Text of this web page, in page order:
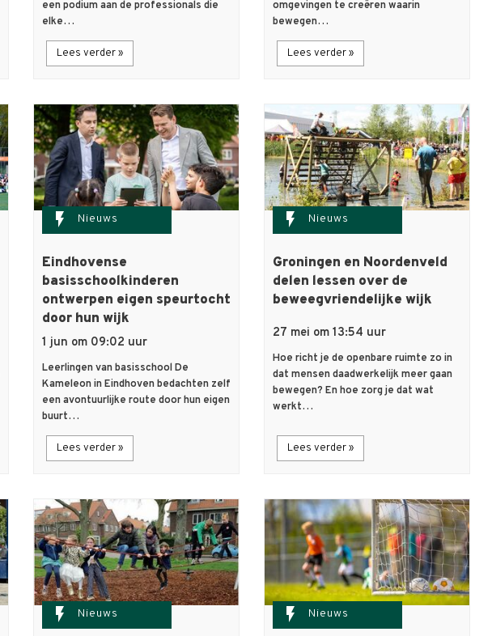
een podium aan de professionals die
elke…
Lees verder »
omgevingen te creëren waarin
bewegen…
Lees verder »
flash_on Nieuws
Eindhovense
basisschoolkinderen
ontwerpen eigen speurtocht
door hun wijk
1 jun om 09:02 uur
Leerlingen van basisschool De
Kameleon in Eindhoven bedachten zelf
een avontuurlijke route door hun eigen
buurt…
Lees verder »
flash_on Nieuws
Groningen en Noordenveld
delen lessen over de
beweegvriendelijke wijk
27 mei om 13:54 uur
Hoe richt je de openbare ruimte zo in
dat mensen daadwerkelijk meer gaan
bewegen? En hoe zorg je dat wat
werkt…
Lees verder »
flash_on Nieuws flash_on Nieuws